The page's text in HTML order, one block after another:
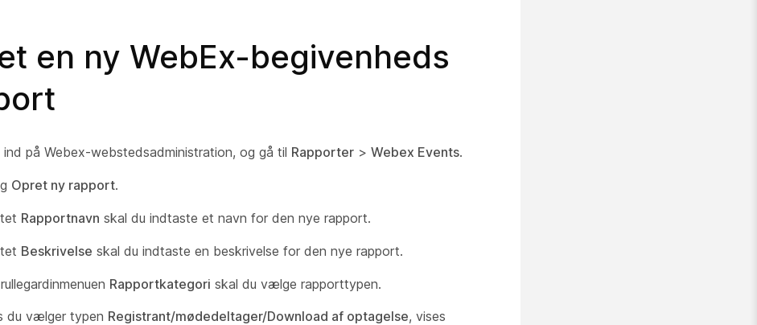
en ny WebEx-begivenheds
ind på Webex-webstedsadministration, og gå til Rapporter > Webex Events.
Opret ny rapport.
Rapportnavn skal du indtaste et navn for den nye rapport.
Beskrivelse skal du indtaste en beskrivelse for den nye rapport.
Rapportkategori skal du vælge rapporttypen.
du vælger typen Registrant/mødedeltager/Download af optagelse, vises